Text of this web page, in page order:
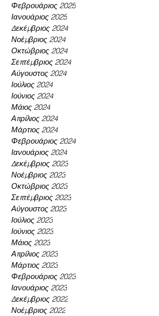
Φεβρουάριος 2025
Ιανουάριος 2025
Δεκέμβριος 2024
Νοέμβριος 2024
Οκτώβριος 2024
Σεπτέμβριος 2024
Αύγουστος 2024
Ιούλιος 2024
Ιούνιος 2024
Μάιος 2024
Απρίλιος 2024
Μάρτιος 2024
Φεβρουάριος 2024
Ιανουάριος 2024
Δεκέμβριος 2023
Νοέμβριος 2023
Οκτώβριος 2023
Σεπτέμβριος 2023
Αύγουστος 2023
Ιούλιος 2023
Ιούνιος 2023
Μάιος 2023
Απρίλιος 2023
Μάρτιος 2023
Φεβρουάριος 2023
Ιανουάριος 2023
Δεκέμβριος 2022
Νοέμβριος 2022